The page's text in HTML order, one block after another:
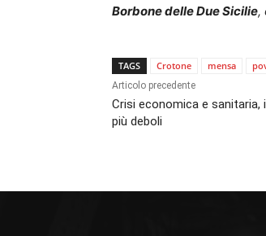
Borbone delle Due Sicilie,
TAGS Crotone mensa
Articolo precedente
Crisi economica e sanitaria,
più deboli